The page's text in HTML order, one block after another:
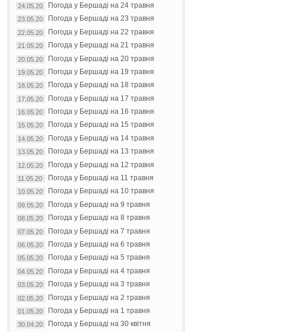
24.05.20 Погода у Бершаді на 24 травня
23.05.20 Погода у Бершаді на 23 травня
22.05.20 Погода у Бершаді на 22 травня
21.05.20 Погода у Бершаді на 21 травня
20.05.20 Погода у Бершаді на 20 травня
19.05.20 Погода у Бершаді на 19 травня
18.05.20 Погода у Бершаді на 18 травня
17.05.20 Погода у Бершаді на 17 травня
16.05.20 Погода у Бершаді на 16 травня
15.05.20 Погода у Бершаді на 15 травня
14.05.20 Погода у Бершаді на 14 травня
13.05.20 Погода у Бершаді на 13 травня
12.05.20 Погода у Бершаді на 12 травня
11.05.20 Погода у Бершаді на 11 травня
10.05.20 Погода у Бершаді на 10 травня
09.05.20 Погода у Бершаді на 9 травня
08.05.20 Погода у Бершаді на 8 травня
07.05.20 Погода у Бершаді на 7 травня
06.05.20 Погода у Бершаді на 6 травня
05.05.20 Погода у Бершаді на 5 травня
04.05.20 Погода у Бершаді на 4 травня
03.05.20 Погода у Бершаді на 3 травня
02.05.20 Погода у Бершаді на 2 травня
01.05.20 Погода у Бершаді на 1 травня
30.04.20 Погода у Бершаді на 30 квітня